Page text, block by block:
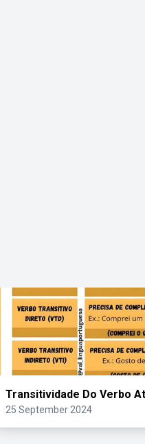
Transitividade Do Verbo
25 September 2024